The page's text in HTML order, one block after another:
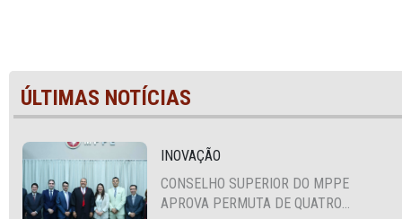
ÚLTIMAS NOTÍCIAS
INOVAÇÃO
CONSELHO SUPERIOR DO MPPE
APROVA PERMUTA DE QUATRO